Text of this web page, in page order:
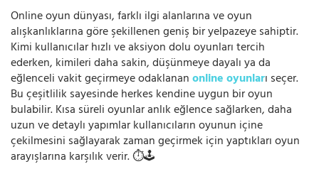
Online oyun dünyası, farklı ilgi alanlarına ve oyun
alışkanlıklarına göre şekillenen geniş bir yelpazeye sahiptir.
Kimi kullanıcılar hızlı ve aksiyon dolu oyunları tercih
ederken, kimileri daha sakin, düşünmeye dayalı ya da
eğlenceli vakit geçirmeye odaklananonline oyunları seçer.
Bu çeşitlilik sayesinde herkes kendine uygun bir oyun
bulabilir. Kısa süreli oyunlar anlık eğlence sağlarken, daha
uzun ve detaylı yapımlar kullanıcıların oyunun içine
çekilmesini sağlayarak zaman geçirmek için yaptıkları oyun
arayışlarına karşılık verir. ⏱️🕹️